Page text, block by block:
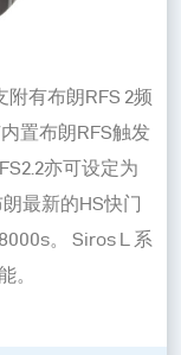
附有布朗RFS 2频
置布朗RFS触发
亦可设定为
最新的HS快门
。 Siros L 系
。